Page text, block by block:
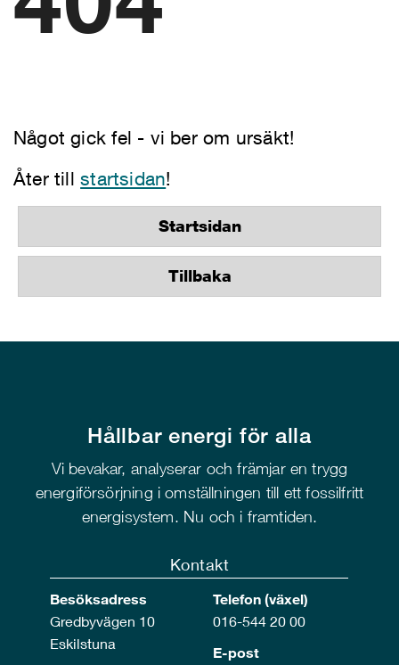
Något gick fel - vi ber om ursäkt!
Åter tillstartsidan!
Startsidan
Tillbaka
Hållbar energi för alla
Vi bevakar, analyserar och främjar en trygg
energiförsörjning i omställningen till ett fossilfritt
energisystem. Nu och i framtiden.
Kontakt
Besöksadress
Gredbyvägen 10
Eskilstuna
Telefon (växel)
016-544 20 00
E-post